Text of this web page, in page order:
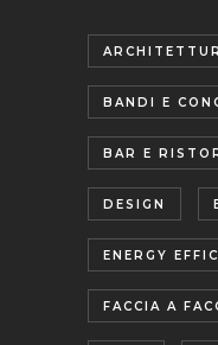
BANDI E
BAR E
DESIGN
ENERGY
FACCIA A